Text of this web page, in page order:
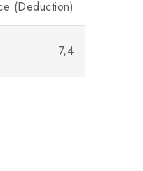
(Deduction)
7,4